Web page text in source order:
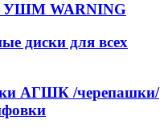
УШМ WARNING
диски для всех
АГШК /черепашки/